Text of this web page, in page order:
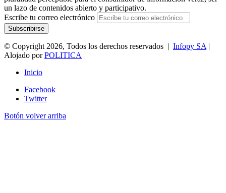
un lazo de contenidos abierto y participativo.
Escribe tu correo electrónico
© Copyright 2026, Todos los derechos reservados | Infopy SA |
Alojado porPOLITICA
Inicio
Facebook
Twitter
Botón volver arriba